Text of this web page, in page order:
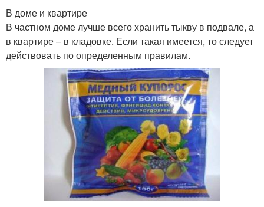
В доме и квартире
В частном доме лучше всего хранить тыкву в подвале, а
в квартире – в кладовке. Если такая имеется, то следует
действовать по определенным правилам.